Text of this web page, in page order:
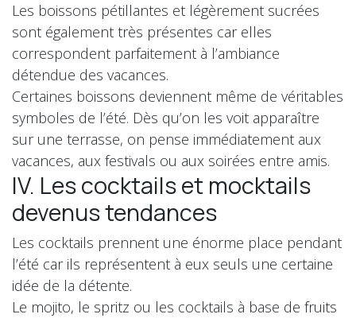
Les boissons pétillantes et légèrement sucrées
sont également très présentes car elles
correspondent parfaitement à l’ambiance
détendue des vacances.
Certaines boissons deviennent même de véritables
symboles de l’été. Dès qu’on les voit apparaître
sur une terrasse, on pense immédiatement aux
vacances, aux festivals ou aux soirées entre amis.
IV. Les cocktails et mocktails
devenus tendances
Les cocktails prennent une énorme place pendant
l’été car ils représentent à eux seuls une certaine
idée de la détente.
Le mojito, le spritz ou les cocktails à base de fruits